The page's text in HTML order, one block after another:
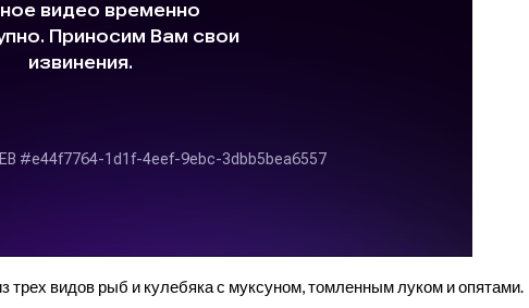
трех видов рыб и кулебяка с муксуном, томленным луком и опятами.